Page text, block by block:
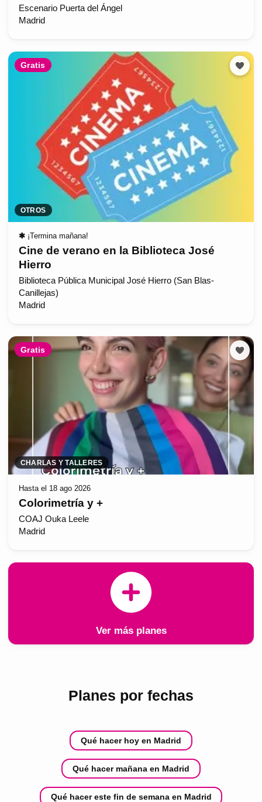
Escenario Puerta del Ángel
Madrid
Gratis
OTROS
✱ ¡Termina mañana!
Cine de verano en la Biblioteca José
Hierro
Biblioteca Pública Municipal José Hierro (San Blas-
Canillejas)
Madrid
Gratis
CHARLAS Y TALLERES
Hasta el 18 ago 2026
Colorimetría y +
COAJ Ouka Leele
Madrid
Ver más planes
Planes por fechas
Qué hacer hoy en Madrid
Qué hacer mañana en Madrid
Qué hacer este fin de semana en Madrid